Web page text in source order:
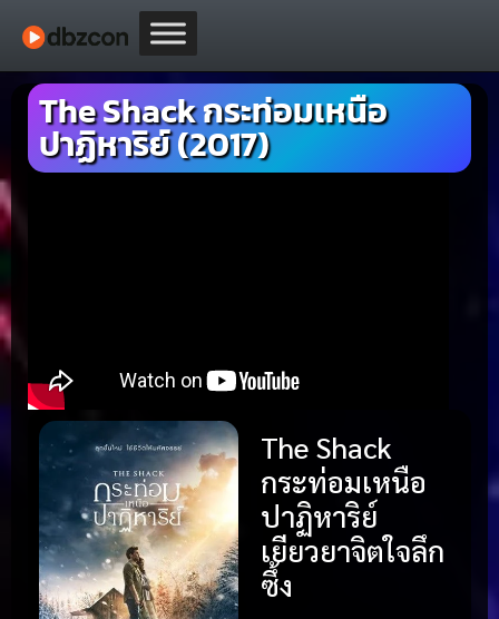
The Shack กระท่อมเหนือ
ปาฏิหาริย์ (2017)
The Shack
กระท่อมเหนือ
ปาฏิหาริย์
เยียวยาจิตใจลึก
ซึ้ง